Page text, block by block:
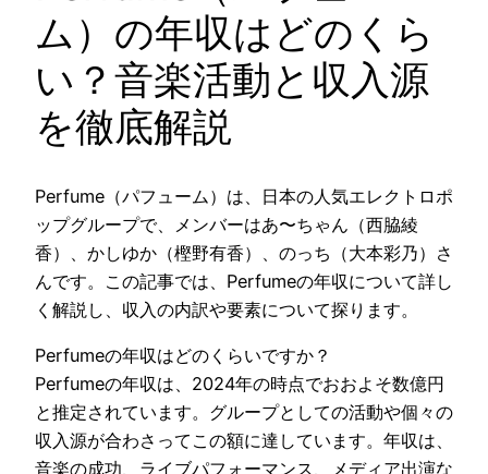
ム）の年収はどのくら
い？音楽活動と収入源
を徹底解説
Perfume（パフューム）は、日本の人気エレクトロポ
ップグループで、メンバーはあ〜ちゃん（西脇綾
香）、かしゆか（樫野有香）、のっち（大本彩乃）さ
んです。この記事では、Perfumeの年収について詳し
く解説し、収入の内訳や要素について探ります。
Perfumeの年収はどのくらいですか？
Perfumeの年収は、2024年の時点でおおよそ数億円
と推定されています。グループとしての活動や個々の
収入源が合わさってこの額に達しています。年収は、
音楽の成功、ライブパフォーマンス、メディア出演な